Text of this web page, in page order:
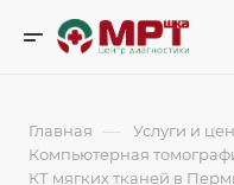
Главная — Услуги и
Компьютерная
КТ мягких тканей в